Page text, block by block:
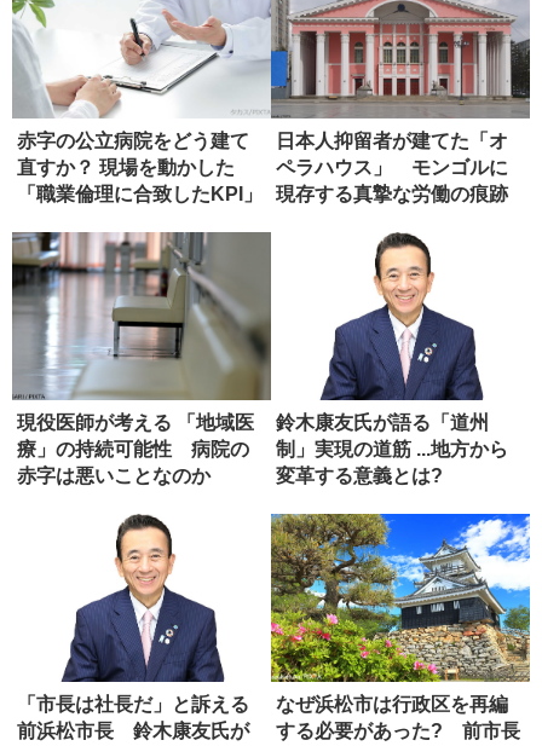
赤字の公立病院をどう建て
直すか？ 現場を動かした
「職業倫理に合致したKPI」
日本人抑留者が建てた「オ
ペラハウス」 モンゴルに
現存する真摯な労働の痕跡
現役医師が考える 「地域医
療」の持続可能性 病院の
赤字は悪いことなのか
鈴木康友氏が語る「道州
制」実現の道筋 ...地方から
変革する意義とは?
「市長は社長だ」と訴える
前浜松市長 鈴木康友氏が
なぜ浜松市は行政区を再編
する必要があった? 前市長